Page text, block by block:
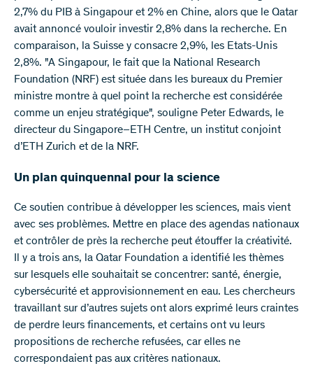
2,7% du PIB à Singapour et 2% en Chine, alors que le Qatar
avait annoncé vouloir investir 2,8% dans la recherche. En
comparaison, la Suisse y consacre 2,9%, les Etats-Unis
2,8%. "A Singapour, le fait que la National Research
Foundation (NRF) est située dans les bureaux du Premier
ministre montre à quel point la recherche est considérée
comme un enjeu stratégique", souligne Peter Edwards, le
directeur du Singapore–ETH Centre, un institut conjoint
d’ETH Zurich et de la NRF.
Un plan quinquennal pour la science
Ce soutien contribue à développer les sciences, mais vient
avec ses problèmes. Mettre en place des agendas nationaux
et contrôler de près la recherche peut étouffer la créativité.
Il y a trois ans, la Qatar Foundation a identifié les thèmes
sur lesquels elle souhaitait se concentrer: santé, énergie,
cybersécurité et approvisionnement en eau. Les chercheurs
travaillant sur d’autres sujets ont alors exprimé leurs craintes
de perdre leurs financements, et certains ont vu leurs
propositions de recherche refusées, car elles ne
correspondaient pas aux critères nationaux.